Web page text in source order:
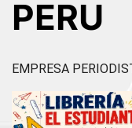
PERU
EMPRESA